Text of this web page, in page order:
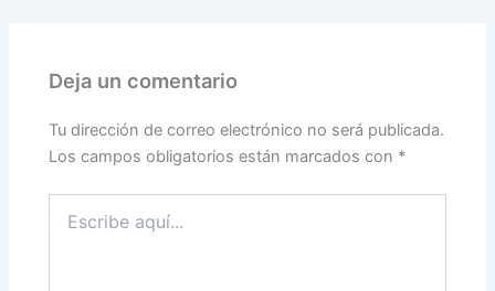
o
o
k
tir
Deja un comentario
Tu dirección de correo electrónico no será publicada.
Los campos obligatorios están marcados con *
aquí...